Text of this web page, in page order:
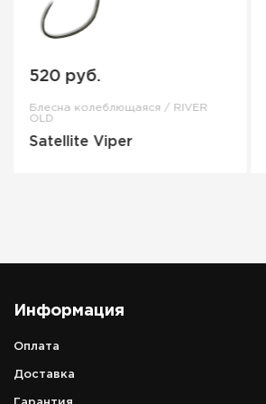
520 руб.
Блесна колеблющаяся / RIVER
OLD
Satellite Viper
Информация
Оплата
Доставка